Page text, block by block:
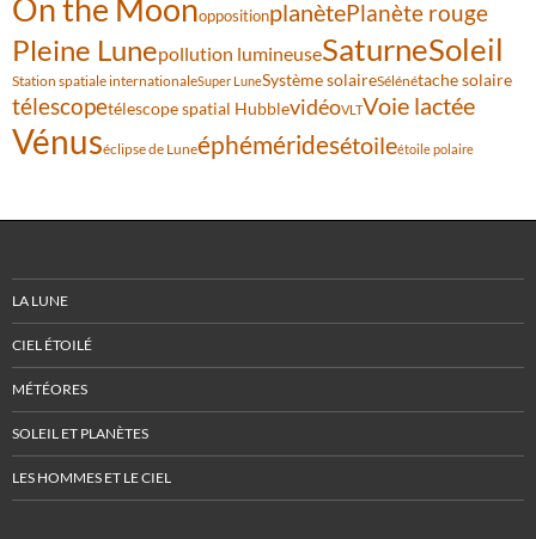
On the MoonoppositionplanètePlanète rouge
Pleine Lunepollution lumineuseSaturneSoleil
Station spatiale internationaleSuper LuneSystème solaireSélénétache solaire
télescopetélescope spatial HubblevidéoVLTVoie lactée
Vénuséclipse de Luneéphéméridesétoileétoile polaire
LA LUNE
CIEL ÉTOILÉ
MÉTÉORES
SOLEIL ET PLANÈTES
LES HOMMES ET LE CIEL